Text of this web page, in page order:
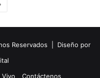
u
i
e
Reservados | Diseño por
Vivo Contáctenos